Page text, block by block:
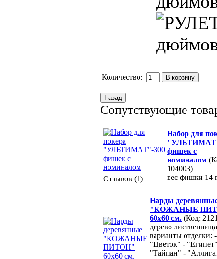
Количество:
Сопутствующие
Отзывов (1)
Набор для
фишек с
номиналом
104003)
вес фишки 14
Нарды
"КОЖАНЫЕ
60х60 см. (Код:
дерево
варианты отделки: -
"Цветок" -
"Тайпан" -